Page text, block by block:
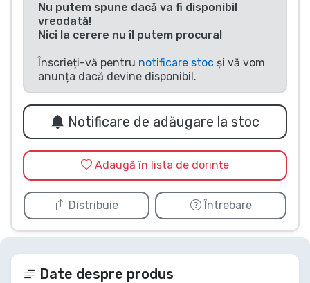
Nu putem spune dacă va fi disponibil
vreodată!
Nici la cerere nu îl putem procura!
Înscrieți-vă pentru notificare stoc și vă vom
anunța dacă devine disponibil.
Notificare de adăugare la stoc
Adaugă în lista de dorințe
Distribuie Întrebare
Date despre produs
Mărci